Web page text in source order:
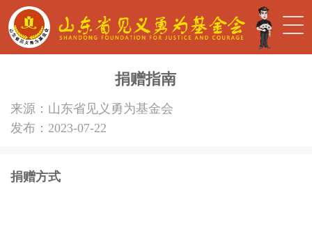
捐赠指南
来源：山东省见义勇为基金会
发布：2023-07-22
捐赠方式